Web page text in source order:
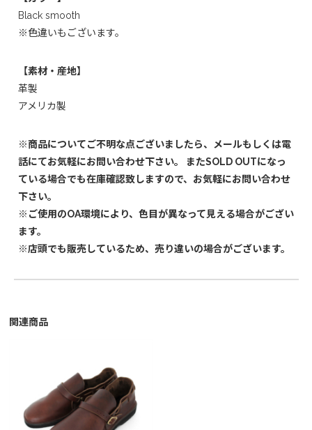
Black smooth
※色違いもございます。
【素材・産地】
革製
アメリカ製
※商品についてご不明な点ございましたら、メールもしくは電
話にてお気軽にお問い合わせ下さい。 またSOLD OUTになっ
ている場合でも在庫確認致しますので、お気軽にお問い合わせ
下さい。
※ご使用のOA環境により、色目が異なって見える場合がござい
ます。
※店頭でも販売しているため、売り違いの場合がございます。
関連商品